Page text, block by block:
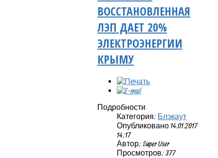
ВОССТАНОВЛЕННАЯ
ЛЭП ДАЕТ 20%
ЭЛЕКТРОЭНЕРГИИ
КРЫМУ
Подробности
Категория: Блэкаут
Опубликовано 14.01.2017
14:17
Автор: Super User
Просмотров: 377